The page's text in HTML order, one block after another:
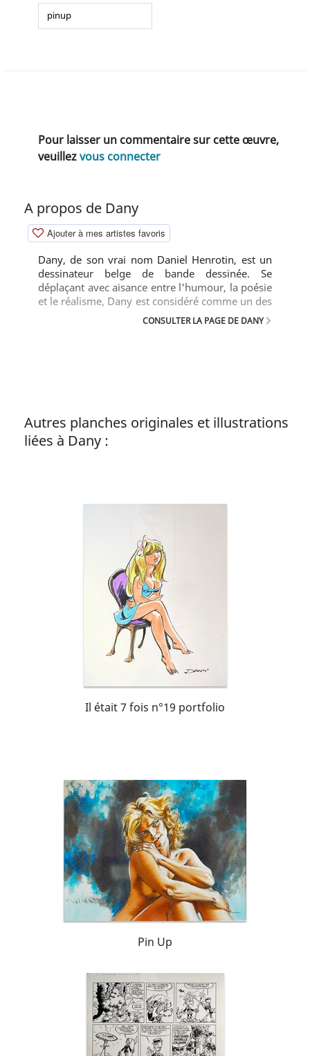
pinup
Pour laisser un commentaire sur cette œuvre,
veuillezvous connecter
A propos de Dany
Ajouter à mes artistes favoris
Dany, de son vrai nom Daniel Henrotin, est un
dessinateur belge de bande dessinée. Se
déplaçant avec aisance entre l'humour, la poésie
et le réalisme, Dany est considéré comme un des
grands auteurs de la bande dessinée franco-
CONSULTER LA PAGE DE DANY
Autres planches originales et illustrations
liées à Dany :
Il était 7 fois n°19 portfolio
Pin Up